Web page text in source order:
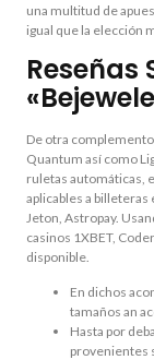
una multitud de
igual que la elección
Reseñas
De otra
Quantum así­ como
ruletas automáticas,
aplicables a billeteras
Jeton, Astropay.
casinos 1XBET,
disponible.
En dichos
tamaños an
Hasta por
provenientes